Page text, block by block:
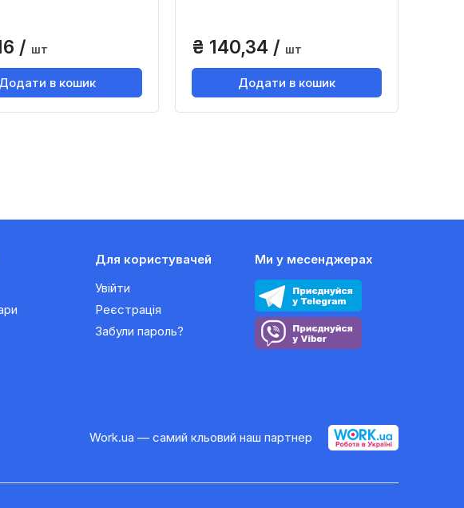
/ шт
Додати в кошик
₴ 140,34 / шт
Додати в кошик
Для користувачей
Увійти
Реєстрація
Забули пароль?
Ми у месенджерах
Work.ua — самий кльовий наш партнер